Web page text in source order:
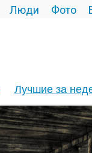
Люди Фото
Лучшие за